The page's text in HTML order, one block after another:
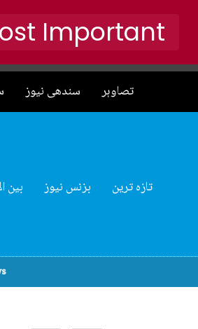
سندھی نیوز تصاوہر
بین بزنس نیوز تازہ ترین
Important